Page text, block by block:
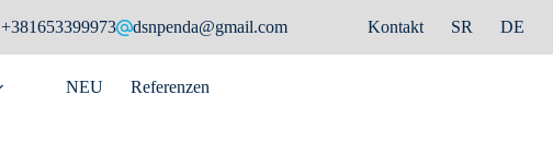
+381653399973 dsnpenda@gmail.com Kontakt SR DE
NEU Referenzen